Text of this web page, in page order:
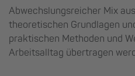
Abwechslungsreicher Mix
theoretischen Grundlagen
praktischen Methoden und
Arbeitsalltag übertragen